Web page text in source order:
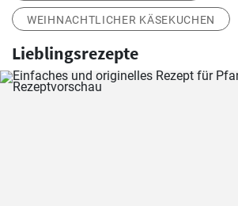
WEIHNACHTLICHER KÄSEKUCHEN
Lieblingsrezepte